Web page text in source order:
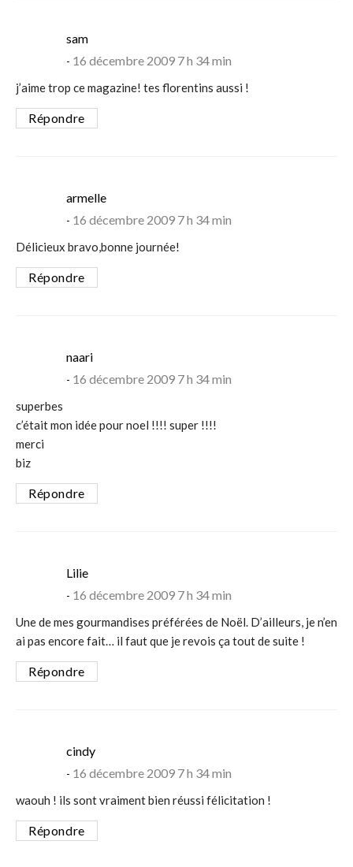
samsays:
16 décembre 2009 7 h 34 min
j’aime trop ce magazine! tes florentins aussi !
Répondre
armellesays:
16 décembre 2009 7 h 34 min
Délicieux bravo,bonne journée!
Répondre
naarisays:
16 décembre 2009 7 h 34 min
superbes
c’était mon idée pour noel !!!! super !!!!
merci
biz
Répondre
Liliesays:
16 décembre 2009 7 h 34 min
Une de mes gourmandises préférées de Noël. D’ailleurs, je n’en
ai pas encore fait… il faut que je revois ça tout de suite !
Répondre
cindysays:
16 décembre 2009 7 h 34 min
waouh ! ils sont vraiment bien réussi félicitation !
Répondre